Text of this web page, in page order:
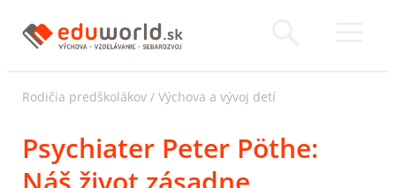
Rodičia predškolákov / Výchova a vývoj detí
Psychiater Peter Pöthe: